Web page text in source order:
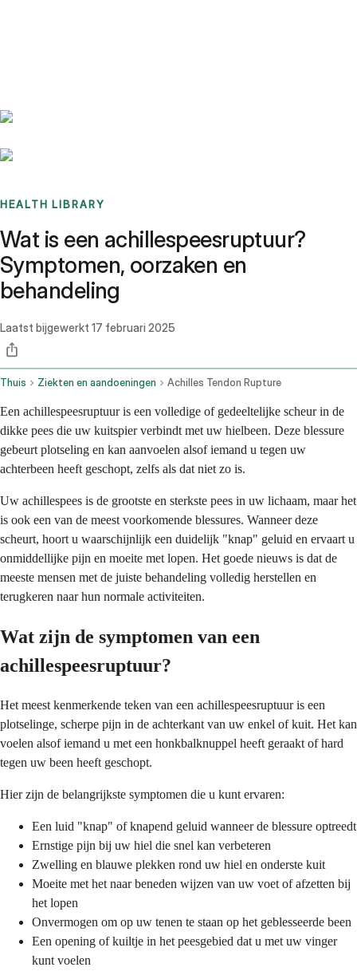
HEALTH LIBRARY
Wat is een achillespeesruptuur?
Symptomen, oorzaken en
behandeling
Laatst bijgewerkt 17 februari 2025
Thuis Ziekten en aandoeningen Achilles Tendon Rupture
Een achillespeesruptuur is een volledige of gedeeltelijke scheur in de
dikke pees die uw kuitspier verbindt met uw hielbeen. Deze blessure
gebeurt plotseling en kan aanvoelen alsof iemand u tegen uw
achterbeen heeft geschopt, zelfs als dat niet zo is.
Uw achillespees is de grootste en sterkste pees in uw lichaam, maar het
is ook een van de meest voorkomende blessures. Wanneer deze
scheurt, hoort u waarschijnlijk een duidelijk "knap" geluid en ervaart u
onmiddellijke pijn en moeite met lopen. Het goede nieuws is dat de
meeste mensen met de juiste behandeling volledig herstellen en
terugkeren naar hun normale activiteiten.
Wat zijn de symptomen van een
achillespeesruptuur?
Het meest kenmerkende teken van een achillespeesruptuur is een
plotselinge, scherpe pijn in de achterkant van uw enkel of kuit. Het kan
voelen alsof iemand u met een honkbalknuppel heeft geraakt of hard
tegen uw been heeft geschopt.
Hier zijn de belangrijkste symptomen die u kunt ervaren:
Een luid "knap" of knapend geluid wanneer de blessure optreedt
Ernstige pijn bij uw hiel die snel kan verbeteren
Zwelling en blauwe plekken rond uw hiel en onderste kuit
Moeite met het naar beneden wijzen van uw voet of afzetten bij
het lopen
Onvermogen om op uw tenen te staan op het geblesseerde been
Een opening of kuiltje in het peesgebied dat u met uw vinger
kunt voelen